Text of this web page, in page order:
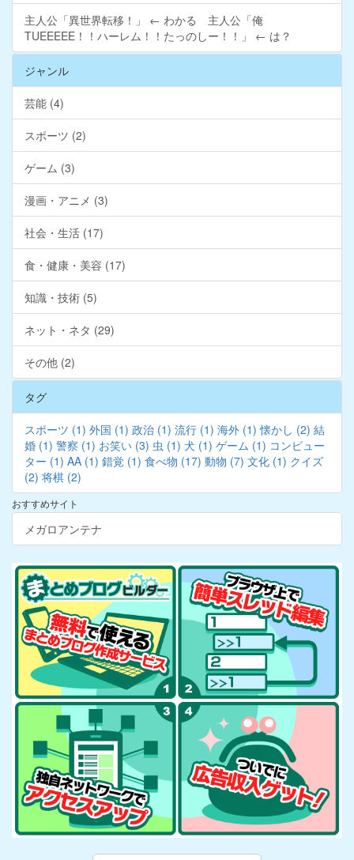
主人公「異世界転移！」 ← わかる 主人公「俺
TUEEEEE！！ハーレム！！たっのしー！！」 ← は？
ジャンル
芸能 (4)
スポーツ (2)
ゲーム (3)
漫画・アニメ (3)
社会・生活 (17)
食・健康・美容 (17)
知識・技術 (5)
ネット・ネタ (29)
その他 (2)
タグ
スポーツ (1) 外国 (1) 政治 (1) 流行 (1) 海外 (1) 懐かし (2) 結
婚 (1) 警察 (1) お笑い (3) 虫 (1) 犬 (1) ゲーム (1) コンピュー
ター (1) AA (1) 錯覚 (1) 食べ物 (17) 動物 (7) 文化 (1) クイズ
(2) 将棋 (2)
おすすめサイト
メガロアンテナ